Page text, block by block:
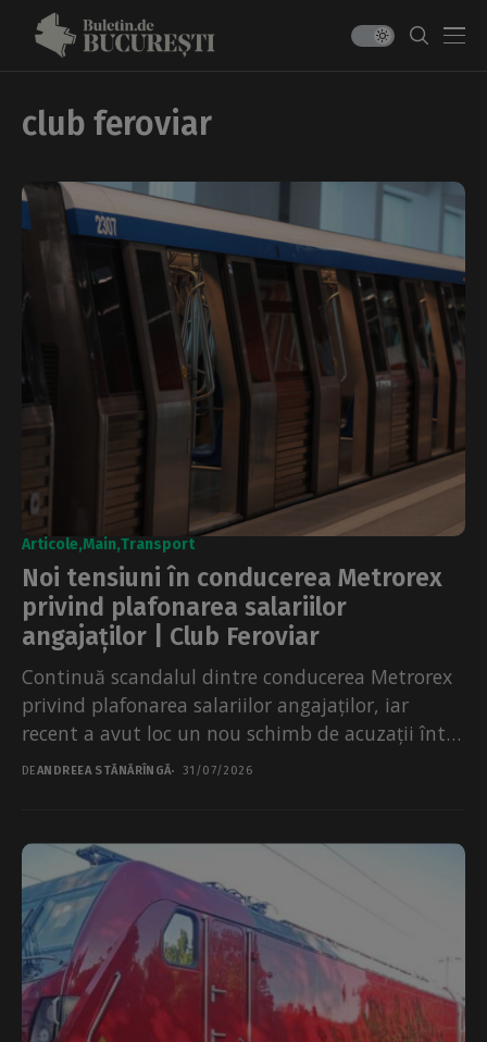
club feroviar
Articole Main Transport
Noi tensiuni în conducerea Metrorex
privind plafonarea salariilor
angajaților | Club Feroviar
Continuă scandalul dintre conducerea Metrorex
privind plafonarea salariilor angajaților, iar
recent a avut loc un nou schimb de acuzații între
directorul financiar, Ioana...
DEANDREEA STĂNĂRÎNGĂ 31/07/2026